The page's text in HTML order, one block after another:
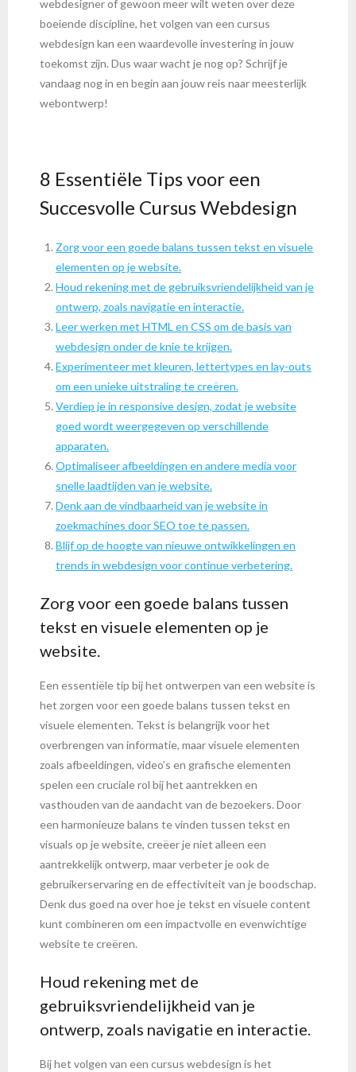
webdesigner of gewoon meer wilt weten over deze
boeiende discipline, het volgen van een cursus
webdesign kan een waardevolle investering in jouw
toekomst zijn. Dus waar wacht je nog op? Schrijf je
vandaag nog in en begin aan jouw reis naar meesterlijk
webontwerp!
8 Essentiële Tips voor een
Succesvolle Cursus Webdesign
Zorg voor een goede balans tussen tekst en visuele
elementen op je website.
Houd rekening met de gebruiksvriendelijkheid van je
ontwerp, zoals navigatie en interactie.
Leer werken met HTML en CSS om de basis van
webdesign onder de knie te krijgen.
Experimenteer met kleuren, lettertypes en lay-outs
om een unieke uitstraling te creëren.
Verdiep je in responsive design, zodat je website
goed wordt weergegeven op verschillende
apparaten.
Optimaliseer afbeeldingen en andere media voor
snelle laadtijden van je website.
Denk aan de vindbaarheid van je website in
zoekmachines door SEO toe te passen.
Blijf op de hoogte van nieuwe ontwikkelingen en
trends in webdesign voor continue verbetering.
Zorg voor een goede balans tussen
tekst en visuele elementen op je
website.
Een essentiële tip bij het ontwerpen van een website is
het zorgen voor een goede balans tussen tekst en
visuele elementen. Tekst is belangrijk voor het
overbrengen van informatie, maar visuele elementen
zoals afbeeldingen, video’s en grafische elementen
spelen een cruciale rol bij het aantrekken en
vasthouden van de aandacht van de bezoekers. Door
een harmonieuze balans te vinden tussen tekst en
visuals op je website, creëer je niet alleen een
aantrekkelijk ontwerp, maar verbeter je ook de
gebruikerservaring en de effectiviteit van je boodschap.
Denk dus goed na over hoe je tekst en visuele content
kunt combineren om een impactvolle en evenwichtige
website te creëren.
Houd rekening met de
gebruiksvriendelijkheid van je
ontwerp, zoals navigatie en interactie.
Bij het volgen van een cursus webdesign is het